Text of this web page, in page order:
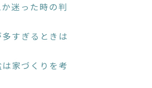
迷った時の判
すぎるときは
家づくりを考